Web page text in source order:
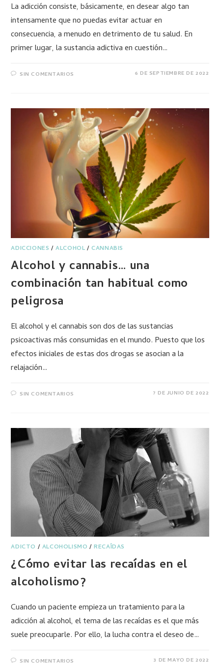
La adicción consiste, básicamente, en desear algo tan
intensamente que no puedas evitar actuar en
consecuencia, a menudo en detrimento de tu salud. En
primer lugar, la sustancia adictiva en cuestión…
SIN COMENTARIOS 6 DE SEPTIEMBRE DE 2022
ADICCIONES /ALCOHOL /CANNABIS
Alcohol y cannabis… una
combinación tan habitual como
peligrosa
El alcohol y el cannabis son dos de las sustancias
psicoactivas más consumidas en el mundo. Puesto que los
efectos iniciales de estas dos drogas se asocian a la
relajación…
SIN COMENTARIOS 7 DE JUNIO DE 2022
ADICTO / ALCOHOLISMO /RECAÍDAS
¿Cómo evitar las recaídas en el
alcoholismo?
Cuando un paciente empieza un tratamiento para la
adicción al alcohol, el tema de las recaídas es el que más
suele preocuparle. Por ello, la lucha contra el deseo de…
SIN COMENTARIOS 3 DE MAYO DE 2022